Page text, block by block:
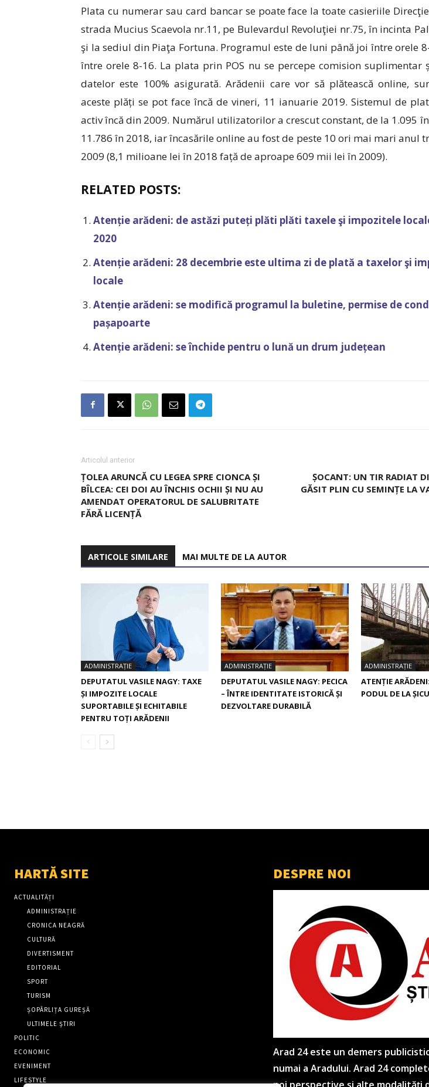
Plata cu numerar sau card bancar se poate face la toate casieriile
strada Mucius Scaevola nr.11, pe Bulevardul Revoluţiei nr.75, în incinta
şi la sediul din Piaţa Fortuna. Programul este de luni până joi între orele
între orele 8-16. La plata prin POS nu se percepe comision suplimentar
datelor este 100% asigurată. Arădenii care vor să plătească online,
aceste plăți se pot face încă de vineri, 11 ianuarie 2019. Sistemul de
activ încă din 2009. Numărul utilizatorilor a crescut constant, de la 1.095
11.786 în 2018, iar încasările online au fost de peste 10 ori mai mari anul
2009 (8,1 milioane lei în 2018 față de aproape 609 mii lei în 2009).
RELATED POSTS:
Atenție arădeni: de astăzi puteți plăti plăti taxele şi impozitele
2020
Atenție arădeni: 28 decembrie este ultima zi de plată a taxelor şi
locale
Atenție arădeni: se modifică programul la buletine, permise de
pașapoarte
Atenție arădeni: se închide pentru o lună un drum județean
Articolul anterior
ȚOLEA ARUNCĂ CU LEGEA SPRE CIONCA ȘI
BÎLCEA: CEI DOI AU ÎNCHIS OCHII ȘI NU AU
AMENDAT OPERATORUL DE SALUBRITATE
FĂRĂ LICENȚĂ
ȘOCANT: UN TIR RADIAT
GĂSIT PLIN CU SEMINȚE LA
ARTICOLE SIMILARE MAI MULTE DE LA AUTOR
ADMINISTRAȚIE
DEPUTATUL VASILE NAGY: TAXE
ȘI IMPOZITE LOCALE
SUPORTABILE ȘI ECHITABILE
PENTRU TOȚI ARĂDENII
ADMINISTRAȚIE
DEPUTATUL VASILE NAGY: PECICA
– ÎNTRE IDENTITATE ISTORICĂ ȘI
DEZVOLTARE DURABILĂ
ADMINISTRAȚIE
ATENȚIE
PODUL DE LA
HARTĂ SITE
ACTUALITĂȚI
ADMINISTRAȚIE
CRONICA NEAGRĂ
CULTURĂ
DIVERTISMENT
EDITORIAL
SPORT
TURISM
ȘOPÂRLIȚA GUREȘĂ
ULTIMELE ȘTIRI
POLITIC
ECONOMIC
EVENIMENT
LIFESTYLE
DESPRE NOI
Arad 24 este un demers
numai a Aradului. Arad 24